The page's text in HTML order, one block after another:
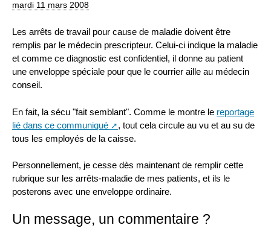
mardi 11 mars 2008
Les arrêts de travail pour cause de maladie doivent être
remplis par le médecin prescripteur. Celui-ci indique la maladie
et comme ce diagnostic est confidentiel, il donne au patient
une enveloppe spéciale pour que le courrier aille au médecin
conseil.
En fait, la sécu "fait semblant". Comme le montre le reportage
lié dans ce communiqué
, tout cela circule au vu et au su de
tous les employés de la caisse.
Personnellement, je cesse dès maintenant de remplir cette
rubrique sur les arrêts-maladie de mes patients, et ils le
posterons avec une enveloppe ordinaire.
Un message, un commentaire ?